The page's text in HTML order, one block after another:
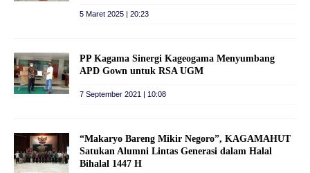
5 Maret 2025 | 20:23
PP Kagama Sinergi Kageogama Menyumbang
APD Gown untuk RSA UGM
7 September 2021 | 10:08
“Makaryo Bareng Mikir Negoro”, KAGAMAHUT
Satukan Alumni Lintas Generasi dalam Halal
Bihalal 1447 H